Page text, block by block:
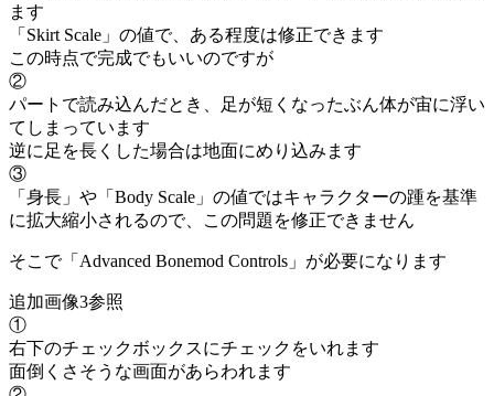
ます
「Skirt Scale」の値で、ある程度は修正できます
この時点で完成でもいいのですが
②
パートで読み込んだとき、足が短くなったぶん体が宙に浮い
てしまっています
逆に足を長くした場合は地面にめり込みます
③
「身長」や「Body Scale」の値ではキャラクターの踵を基準
に拡大縮小されるので、この問題を修正できません
そこで「Advanced Bonemod Controls」が必要になります
追加画像3参照
①
右下のチェックボックスにチェックをいれます
面倒くさそうな画面があらわれます